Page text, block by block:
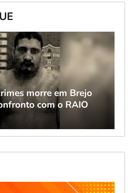
morre em Brejo
com o RAIO